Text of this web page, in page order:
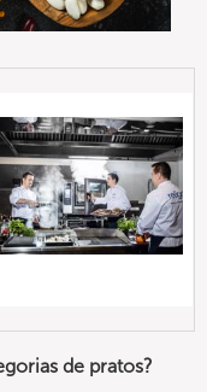
de pratos?